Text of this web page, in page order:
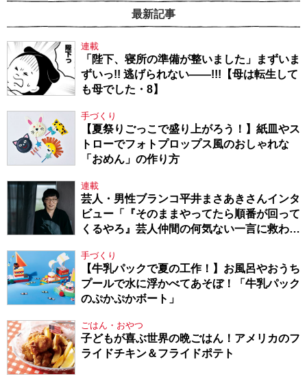
最新記事
連載
「陛下、寝所の準備が整いました」まずいま
ずいっ!! 逃げられない――!!!【母は転生して
も母でした・8】
手づくり
【夏祭りごっこで盛り上がろう！】紙皿やス
トローでフォトプロップス風のおしゃれな
「おめん」の作り方
連載
芸人・男性ブランコ平井まさあきさんインタ
ビュー「『そのままやってたら順番が回って
くるやろ』芸人仲間の何気ない一言に救われ
手づくり
【牛乳パックで夏の工作！】お風呂やおうち
プールで水に浮かべてあそぼ！「牛乳パック
のぷかぷかボート」
ごはん・おやつ
子どもが喜ぶ世界の晩ごはん！アメリカのフ
ライドチキン＆フライドポテト